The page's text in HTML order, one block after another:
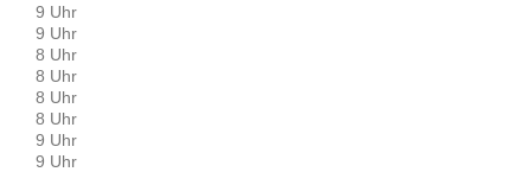
9 Uhr
9 Uhr
8 Uhr
8 Uhr
8 Uhr
8 Uhr
9 Uhr
9 Uhr